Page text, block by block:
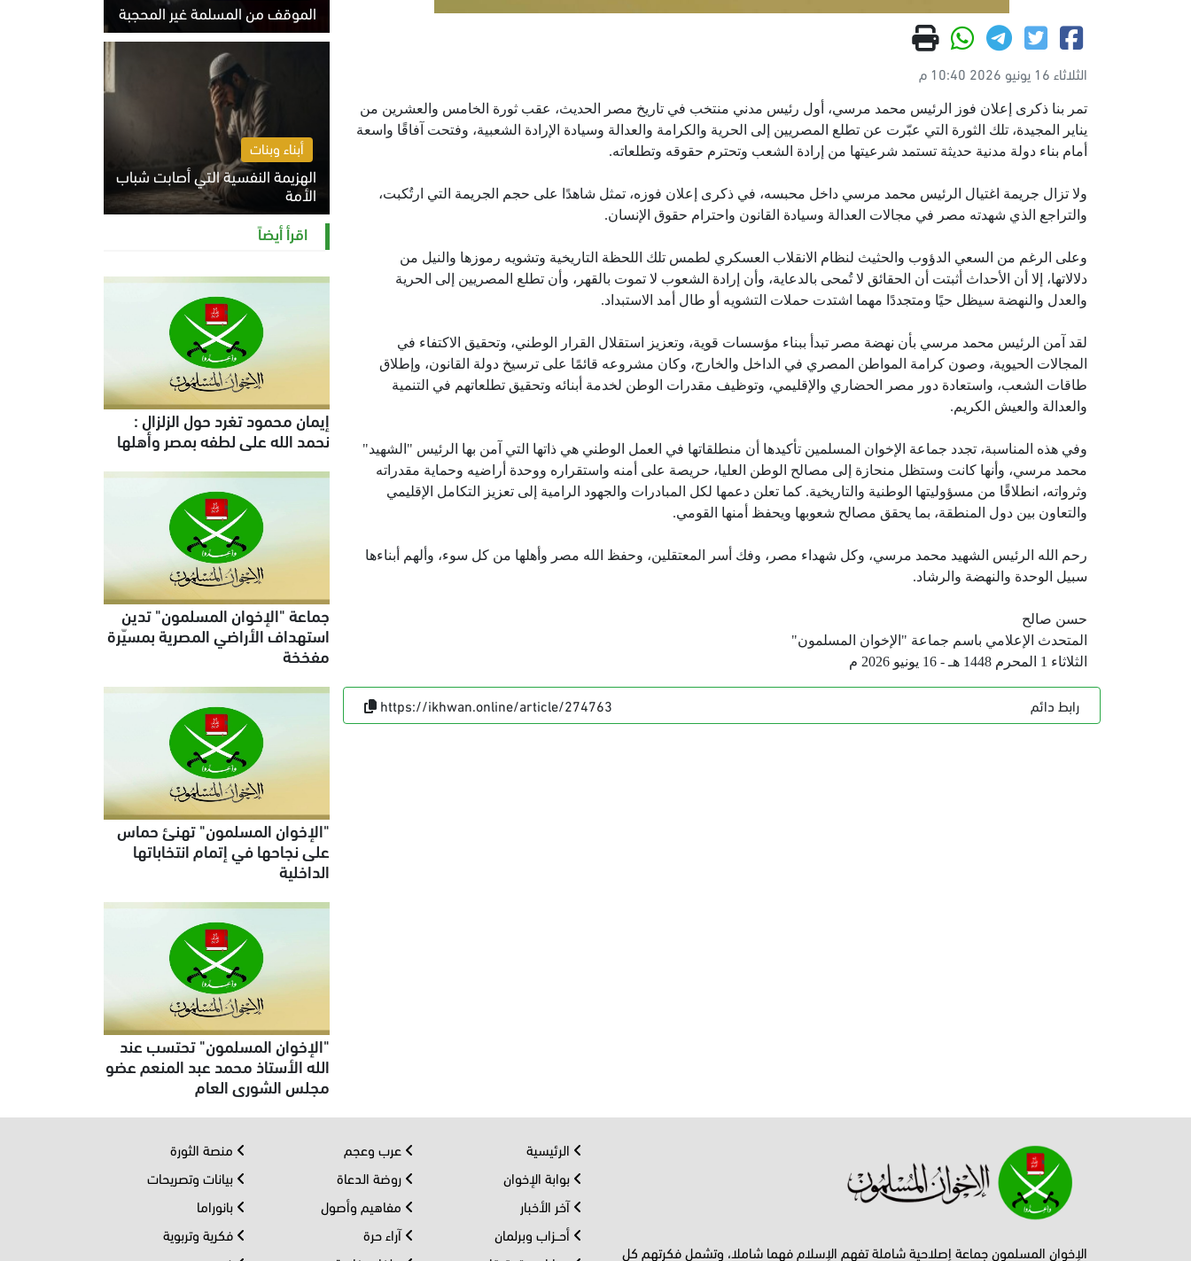
الثلاثاء 16 يونيو 2026 10:40 م
تمر بنا ذكرى إعلان فوز الرئيس محمد مرسي، أول رئيس مدني منتخب في تاريخ مصر الحديث، عقب ثورة الخامس والعشرين من
يناير المجيدة، تلك الثورة التي عبّرت عن تطلع المصريين إلى الحرية والكرامة والعدالة وسيادة الإرادة الشعبية، وفتحت آفاقًا واسعة
أمام بناء دولة مدنية حديثة تستمد شرعيتها من إرادة الشعب وتحترم حقوقه وتطلعاته.
ولا تزال جريمة اغتيال الرئيس محمد مرسي داخل محبسه، في ذكرى إعلان فوزه، تمثل شاهدًا على حجم الجريمة التي ارتُكبت،
والتراجع الذي شهدته مصر في مجالات العدالة وسيادة القانون واحترام حقوق الإنسان.
وعلى الرغم من السعي الدؤوب والحثيث لنظام الانقلاب العسكري لطمس تلك اللحظة التاريخية وتشويه رموزها والنيل من
دلالاتها، إلا أن الأحداث أثبتت أن الحقائق لا تُمحى بالدعاية، وأن إرادة الشعوب لا تموت بالقهر، وأن تطلع المصريين إلى الحرية
والعدل والنهضة سيظل حيًا ومتجددًا مهما اشتدت حملات التشويه أو طال أمد الاستبداد.
لقد آمن الرئيس محمد مرسي بأن نهضة مصر تبدأ ببناء مؤسسات قوية، وتعزيز استقلال القرار الوطني، وتحقيق الاكتفاء في
المجالات الحيوية، وصون كرامة المواطن المصري في الداخل والخارج، وكان مشروعه قائمًا على ترسيخ دولة القانون، وإطلاق
طاقات الشعب، واستعادة دور مصر الحضاري والإقليمي، وتوظيف مقدرات الوطن لخدمة أبنائه وتحقيق تطلعاتهم في التنمية
والعدالة والعيش الكريم.
وفي هذه المناسبة، تجدد جماعة الإخوان المسلمين تأكيدها أن منطلقاتها في العمل الوطني هي ذاتها التي آمن بها الرئيس "الشهيد"
محمد مرسي، وأنها كانت وستظل منحازة إلى مصالح الوطن العليا، حريصة على أمنه واستقراره ووحدة أراضيه وحماية مقدراته
وثرواته، انطلاقًا من مسؤوليتها الوطنية والتاريخية. كما تعلن دعمها لكل المبادرات والجهود الرامية إلى تعزيز التكامل الإقليمي
والتعاون بين دول المنطقة، بما يحقق مصالح شعوبها ويحفظ أمنها القومي.
رحم الله الرئيس الشهيد محمد مرسي، وكل شهداء مصر، وفك أسر المعتقلين، وحفظ الله مصر وأهلها من كل سوء، وألهم أبناءها
سبيل الوحدة والنهضة والرشاد.
حسن صالح
المتحدث الإعلامي باسم جماعة "الإخوان المسلمون"
الثلاثاء 1 المحرم 1448 هـ - 16 يونيو 2026 م
رابط دائم https://ikhwan.online/article/274763
الموقف من المسلمة غير المحجبة
الخميس 6 أغسطس 2026 10:45 ص
أبناء وبنات
الهزيمة النفسية التي أصابت شباب
الأمة
الخميس 6 أغسطس 2026 11:12 ص
اقرأ أيضاً
إيمان محمود تغرد حول الزلزال :
نحمد الله على لطفه بمصر وأهلها
جماعة "الإخوان المسلمون" تدين
استهداف الأراضي المصرية بمسيّرة
مفخخة
"الإخوان المسلمون" تهنئ حماس
على نجاحها في إتمام انتخاباتها
الداخلية
"الإخوان المسلمون" تحتسب عند
الله الأستاذ محمد عبد المنعم عضو
مجلس الشورى العام
الإخوان المسلمون جماعة إصلاحية شاملة تفهم الإسلام فهما شاملا، وتشمل فكرتهم كل
الرئيسية
بوابة الإخوان
آخر الأخبار
أحــزاب وبرلمان
عرب وعجم
روضة الدعاة
مفاهيم وأصول
آراء حرة
منصة الثورة
بيانات وتصريحات
بانوراما
فكرية وتربوية